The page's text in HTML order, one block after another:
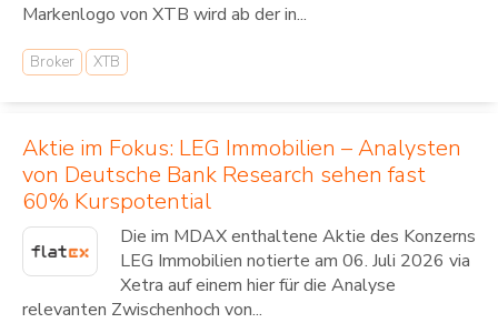
Markenlogo von XTB wird ab der in...
Broker XTB
Aktie im Fokus: LEG Immobilien – Analysten
von Deutsche Bank Research sehen fast
60% Kurspotential
Die im MDAX enthaltene Aktie des Konzerns
LEG Immobilien notierte am 06. Juli 2026 via
Xetra auf einem hier für die Analyse
relevanten Zwischenhoch von...